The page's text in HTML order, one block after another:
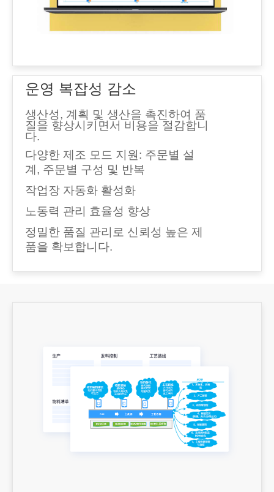
운영 복잡성 감소
생산성, 계획 및 생산을 촉진하여 품
질을 향상시키면서 비용을 절감합니
다.
다양한 제조 모드 지원: 주문별 설
계, 주문별 구성 및 반복
작업장 자동화 활성화
노동력 관리 효율성 향상
정밀한 품질 관리로 신뢰성 높은 제
품을 확보합니다.